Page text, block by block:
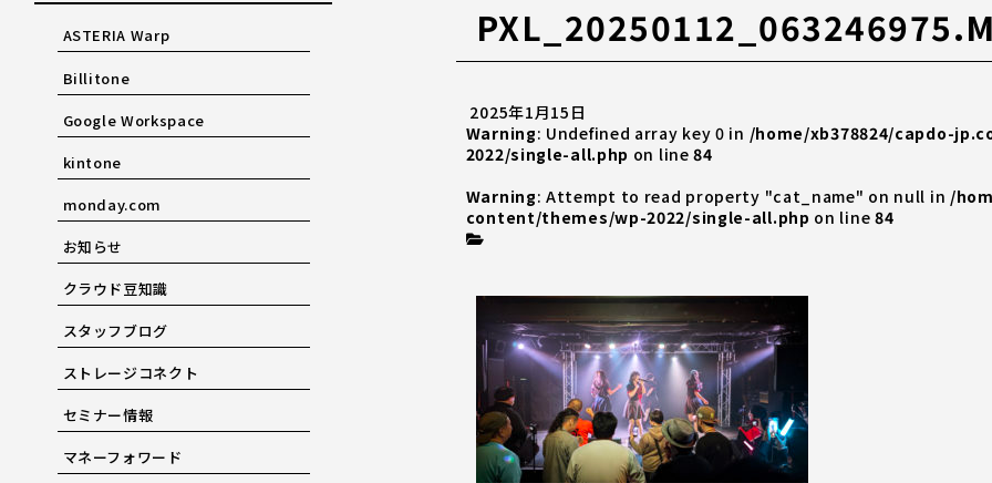
2025年1月15日
Warning: Undefined array key 0 in /home/xb378824/capdo-
2022/single-all.php on line84
Warning: Attempt to read property "cat_name" on null in /
content/themes/wp-2022/single-all.php on line 84
ASTERIA Warp
Billitone
Google Workspace
kintone
monday.com
お知らせ
クラウド豆知識
スタッフブログ
ストレージコネクト
セミナー情報
マネーフォワード